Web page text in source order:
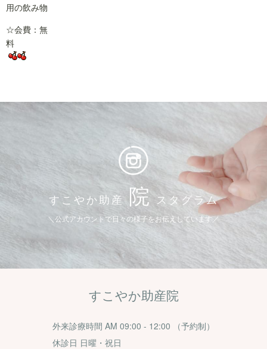
用の飲み物
☆会費：無
すこやか助産院 スタグラム
＼公式アカウントで日々の様子をお伝えしています／
すこやか助産院
外来診療時間 AM 09:00 - 12:00 （予約制）
休診日 日曜・祝日